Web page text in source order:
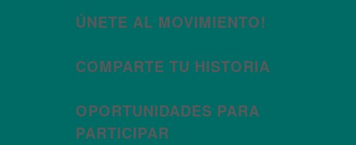
ÚNETE AL MOVIMIENTO!
COMPARTE TU HISTORIA
OPORTUNIDADES PARA
PARTICIPAR